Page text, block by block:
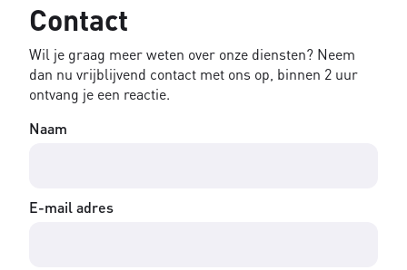
Contact
Wil je graag meer weten over onze diensten? Neem
dan nu vrijblijvend contact met ons op, binnen 2 uur
ontvang je een reactie.
Naam
E-mail adres